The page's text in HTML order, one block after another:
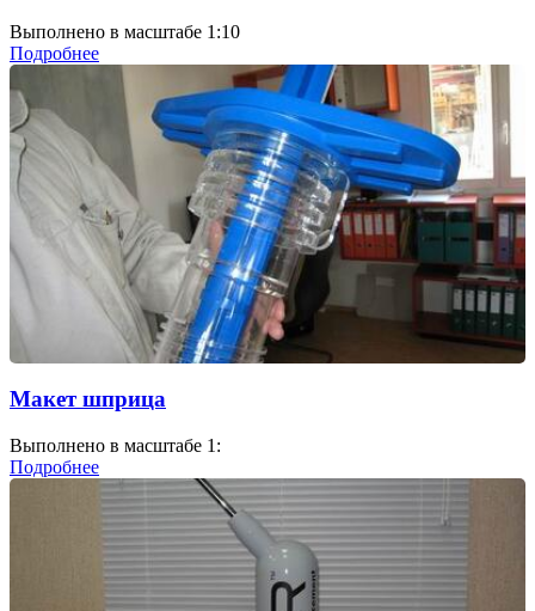
Выполнено в масштабе 1:10
Подробнее
Макет шприца
Выполнено в масштабе 1:
Подробнее